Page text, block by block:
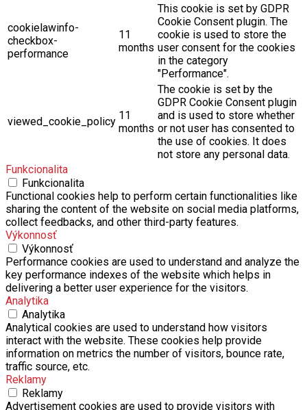
cookielawinfo-
checkbox-
performance
11
months
This cookie is set by GDPR
Cookie Consent plugin. The
cookie is used to store the
user consent for the cookies
in the category
"Performance".
viewed_cookie_policy 11
months
The cookie is set by the
GDPR Cookie Consent plugin
and is used to store whether
or not user has consented to
the use of cookies. It does
not store any personal data.
Funkcionalita
Funkcionalita
Functional cookies help to perform certain functionalities like
sharing the content of the website on social media platforms,
collect feedbacks, and other third-party features.
Výkonnosť
Výkonnosť
Performance cookies are used to understand and analyze the
key performance indexes of the website which helps in
delivering a better user experience for the visitors.
Analytika
Analytika
Analytical cookies are used to understand how visitors
interact with the website. These cookies help provide
information on metrics the number of visitors, bounce rate,
traffic source, etc.
Reklamy
Reklamy
Advertisement cookies are used to provide visitors with